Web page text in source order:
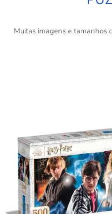
Muitas imagens e tamanhos